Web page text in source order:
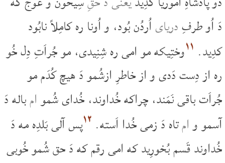
دَ اُو طرفِدریایاُردُن بُود، و اُونا ره کامِلاً نابُود
کدِید. ۱۱وختِیکه مو امی ره شِنِیدی، مو جُراَتِ دِل خُو
ره از دِست دَدی و از خاطرِ ازشُمو دَ هیچ کُدَم مو
جُراَت باقی نَمَند، چراکه خُداوند، خُدای شُموامباله دَ
آسمو وامتاه دَ زمی خُدا اَسته. ۱۲پس آلی بَلدِه مه دَ
خُداوند قَسم بُخورِید که امی رقم که دَ حق شُمو خُوبی